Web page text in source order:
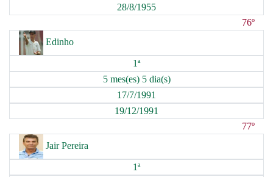
28/8/1955
76º
Edinho
1ª
5 mes(es) 5 dia(s)
17/7/1991
19/12/1991
77º
Jair Pereira
1ª